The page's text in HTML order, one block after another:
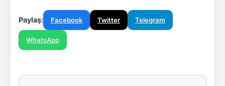
Paylaş: Facebook Twitter Telegram
WhatsApp